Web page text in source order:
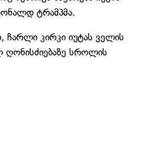
ტრამპმა.
ჩარლი კირკი იუტას ველის
ღონისძიებაზე სროლის